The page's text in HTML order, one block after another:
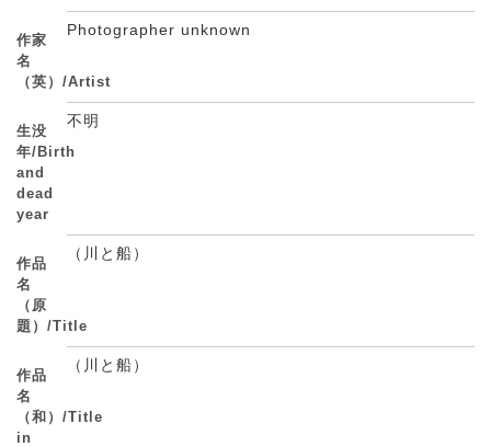
作家
名
（英）/Artist
Photographer unknown
生没
年/Birth
and
dead
year
不明
作品
名
（原
題）/Title
（川と船）
作品
名
（和）/Title
in
（川と船）